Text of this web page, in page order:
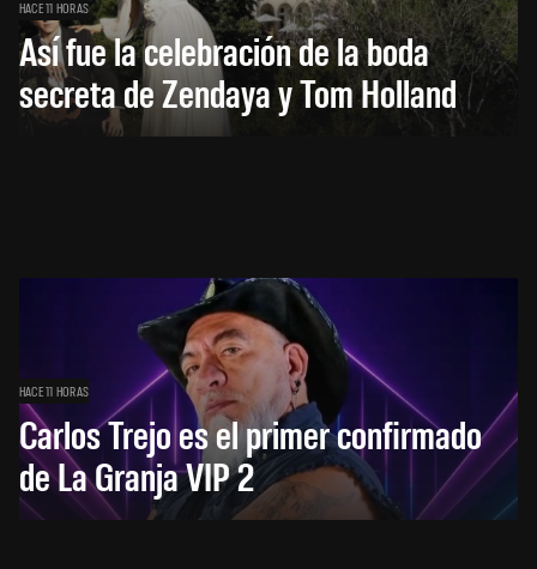
HACE 11 HORAS
Así fue la celebración de la boda
secreta de Zendaya y Tom Holland
HACE 11 HORAS
Carlos Trejo es el primer confirmado
de La Granja VIP 2